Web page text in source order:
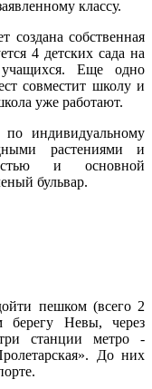
классу.
создана собственная
4 детских сада на
Еще одно
совместит школу и
уже работают.
индивидуальному
растениями и
и основной
бульвар.
пешком (всего 2
берегу Невы, через
станции метро -
До них